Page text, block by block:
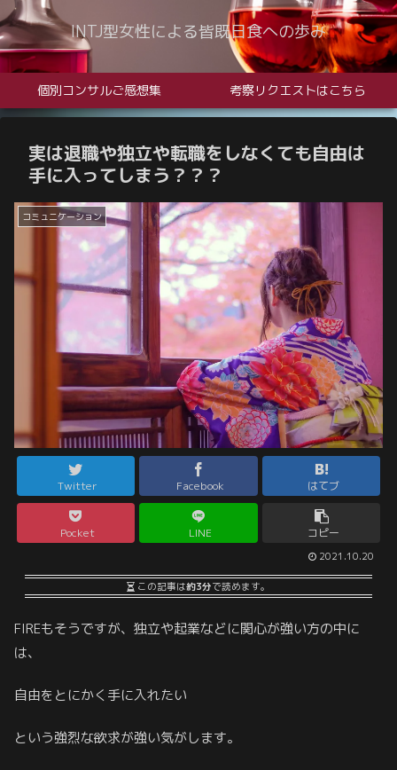
INTJ型女性による皆既日食への歩み
個別コンサルご感想集 考察リクエストはこちら
実は退職や独立や転職をしなくても自由は
手に入ってしまう？？？
コミュニケーション
Twitter Facebook はてブ
Pocket LINE コピー
2021.10.20
この記事は約3分で読めます。
FIREもそうですが、独立や起業などに関心が強い方の中に
は、
自由をとにかく手に入れたい
という強烈な欲求が強い気がします。